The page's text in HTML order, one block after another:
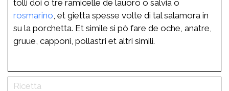
tolli doi o tre ramicelle de lauoro o salvia o
rosmarino , et gietta spesse volte di tal salamora in
su la porchetta. Et simile si pò fare de oche, anatre,
gruue, capponi, pollastri et altri simili.